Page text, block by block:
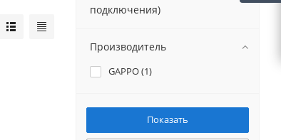
подключения)
Производитель
GAPPO (1)